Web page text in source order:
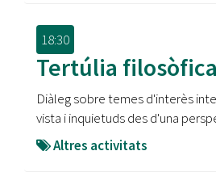
18:30
Tertúlia filosòfica
Diàleg sobre temes d'interès
vista i inquietuds des d'una
Altres activitats